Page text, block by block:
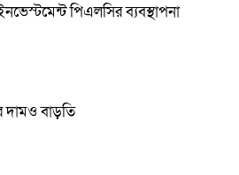
পিএলসির ব্যবস্থাপনা
দামও বাড়তি